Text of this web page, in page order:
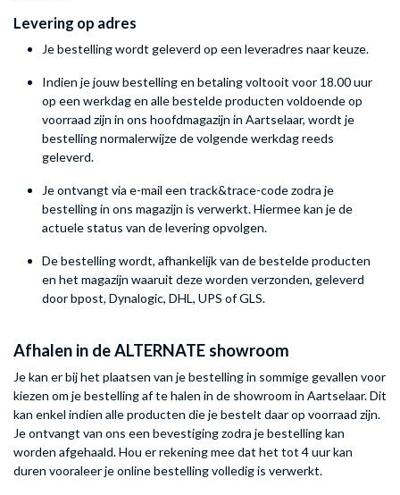
Levering op adres
Je bestelling wordt geleverd op een leveradres naar keuze.
Indien je jouw bestelling en betaling voltooit voor 18.00 uur
op een werkdag en alle bestelde producten voldoende op
voorraad zijn in ons hoofdmagazijn in Aartselaar, wordt je
bestelling normalerwijze de volgende werkdag reeds
geleverd.
Je ontvangt via e-mail een track&trace-code zodra je
bestelling in ons magazijn is verwerkt. Hiermee kan je de
actuele status van de levering opvolgen.
De bestelling wordt, afhankelijk van de bestelde producten
en het magazijn waaruit deze worden verzonden, geleverd
door bpost, Dynalogic, DHL, UPS of GLS.
Afhalen in de ALTERNATE showroom
Je kan er bij het plaatsen van je bestelling in sommige gevallen voor
kiezen om je bestelling af te halen in de showroom in Aartselaar. Dit
kan enkel indien alle producten die je bestelt daar op voorraad zijn.
Je ontvangt van ons een bevestiging zodra je bestelling kan
worden afgehaald. Hou er rekening mee dat het tot 4 uur kan
duren vooraleer je online bestelling volledig is verwerkt.